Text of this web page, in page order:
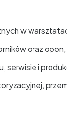
w
oraz opon,
serwisie i